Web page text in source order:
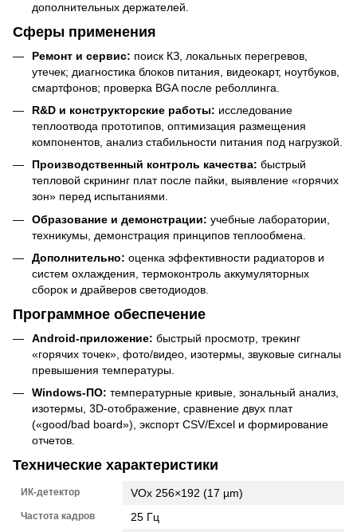
дополнительных держателей.
Сферы применения
Ремонт и сервис: поиск КЗ, локальных перегревов,
утечек; диагностика блоков питания, видеокарт, ноутбуков,
смартфонов; проверка BGA после реболлинга.
R&D и конструкторские работы: исследование
теплоотвода прототипов, оптимизация размещения
компонентов, анализ стабильности питания под нагрузкой.
Производственный контроль качества: быстрый
тепловой скрининг плат после пайки, выявление «горячих
зон» перед испытаниями.
Образование и демонстрации: учебные лаборатории,
техникумы, демонстрация принципов теплообмена.
Дополнительно: оценка эффективности радиаторов и
систем охлаждения, термоконтроль аккумуляторных
сборок и драйверов светодиодов.
Программное обеспечение
Android-приложение: быстрый просмотр, трекинг
«горячих точек», фото/видео, изотермы, звуковые сигналы
превышения температуры.
Windows-ПО: температурные кривые, зональный анализ,
изотермы, 3D-отображение, сравнение двух плат
(«good/bad board»), экспорт CSV/Excel и формирование
отчетов.
Технические характеристики
ИК-детектор VOx 256×192 (17 µm)
Частота кадров 25 Гц